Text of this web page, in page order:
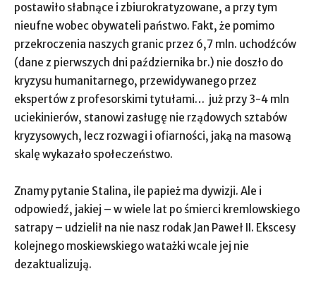
postawiło słabnące i zbiurokratyzowane, a przy tym
nieufne wobec obywateli państwo. Fakt, że pomimo
przekroczenia naszych granic przez 6,7 mln. uchodźców
(dane z pierwszych dni października br.) nie doszło do
kryzysu humanitarnego, przewidywanego przez
ekspertów z profesorskimi tytułami… już przy 3-4 mln
uciekinierów, stanowi zasługę nie rządowych sztabów
kryzysowych, lecz rozwagi i ofiarności, jaką na masową
skalę wykazało społeczeństwo.
Znamy pytanie Stalina, ile papież ma dywizji. Ale i
odpowiedź, jakiej – w wiele lat po śmierci kremlowskiego
satrapy – udzielił na nie nasz rodak Jan Paweł II. Ekscesy
kolejnego moskiewskiego watażki wcale jej nie
dezaktualizują.